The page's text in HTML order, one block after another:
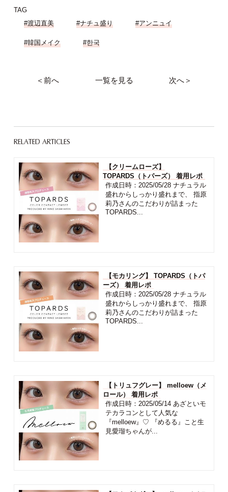
TAG
#渡辺直美
#ナチュ盛り #アンニュイ
#韓国メイク #한국
＜前へ 一覧を見る 次へ＞
RELATED ARTICLES
【クリームローズ】
TOPARDS（トパーズ） 着用レポ
作成日時：2025/05/28 ナチュラル
盛れからしっかり盛れまで、 指原
莉乃さんのこだわりが詰まった
TOPARDS...
【モカリング】 TOPARDS（トパ
ーズ） 着用レポ
作成日時：2025/05/28 ナチュラル
盛れからしっかり盛れまで、 指原
莉乃さんのこだわりが詰まった
TOPARDS...
【トリュフグレー】 melloew（メ
ロール） 着用レポ
作成日時：2025/05/14 あざといモ
テカラコンとして人気な
『melloew』♡ 『めるる』こと生
見愛瑠ちゃんが...